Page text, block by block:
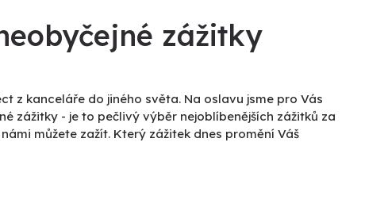
zážitky
z kanceláře do jiného světa. Na oslavu jsme pro Vás
zážitky - je to pečlivý výběr nejoblíbenějších zážitků za
můžete zažít. Který zážitek dnes promění Váš